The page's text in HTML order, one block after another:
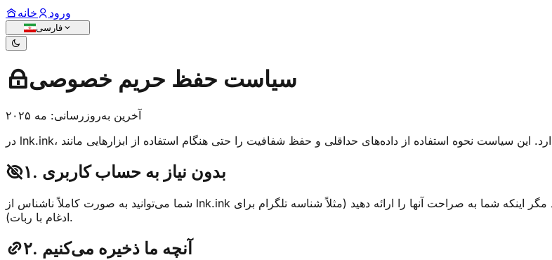
خانه ورود
فارسی
سیاست حفظ حریم خصوصی
آخرین به‌روزرسانی: مه ۲۰۲۵
۱. بدون نیاز به حساب کاربری
شما می‌توانید به صورت کاملاً ناشناس از lnk.ink استفاده کنید. نیازی به ثبت‌نام نیست و هیچ اطلاعات شخصی جمع‌آوری نمی‌شود مگر اینکه شما به صراحت آنها را ارائه دهید (مثلاً شناسه تلگرام برای
ادغام با ربات).
۲. آنچه ما ذخیره می‌کنیم